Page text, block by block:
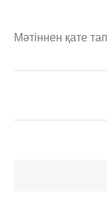
Мәтіннен қате